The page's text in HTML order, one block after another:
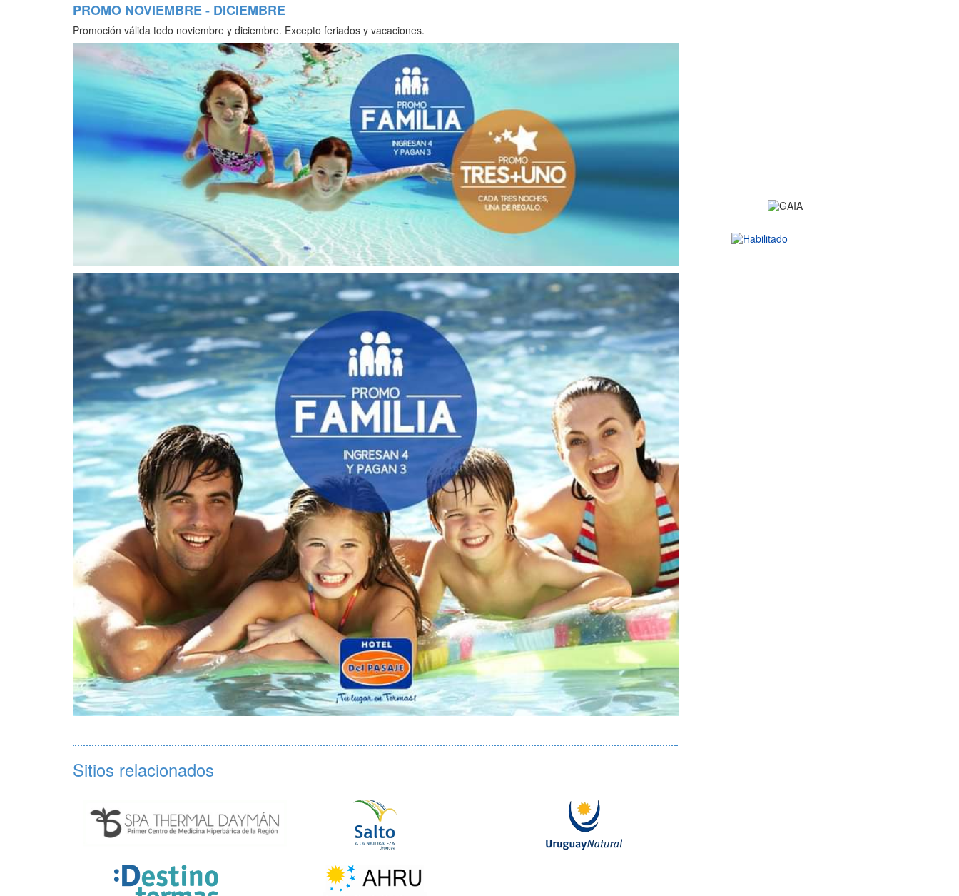
PROMO NOVIEMBRE - DICIEMBRE
Promoción válida todo noviembre y diciembre. Excepto feriados y vacaciones.
Sitios relacionados